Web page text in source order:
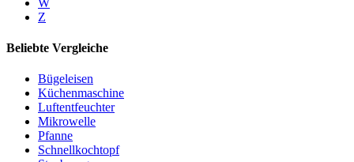
Z
Beliebte Vergleiche
Bügeleisen
Küchenmaschine
Luftentfeuchter
Mikrowelle
Pfanne
Schnellkochtopf